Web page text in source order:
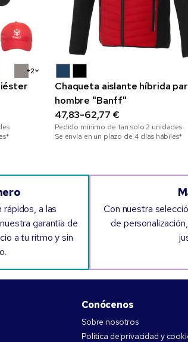
+2
Chaqueta aislante híbrida
hombre "Banff"
47,83-62,77 €
Pedido mínimo de tan solo2 unidades
Se envía en un plazo de 4 días hábiles*
a las
garantía de
a tu ritmo y sin
Con nuestra
de
Conócenos
Sobre nosotros
Política de privacidad y